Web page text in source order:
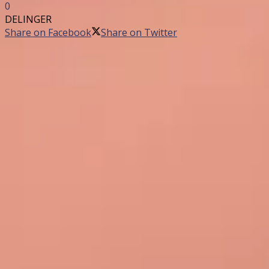
0
DELINGER
Share on Facebook
Share on Twitter